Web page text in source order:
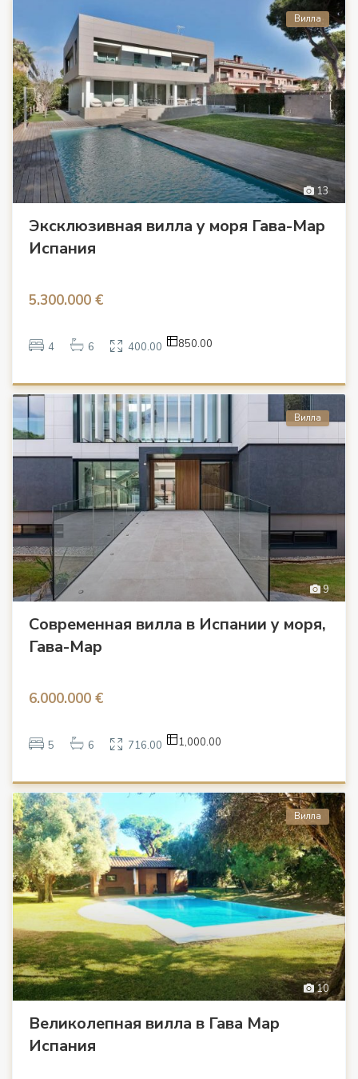
13
Вилла
Эксклюзивная вилла у моря Гава-Мар
Испания
5.300.000 €
4 6 400.00 850.00
9
Вилла
Современная вилла в Испании у моря,
Гава-Мар
6.000.000 €
5 6 716.00 1,000.00
10
Вилла
Великолепная вилла в Гава Мар
Испания